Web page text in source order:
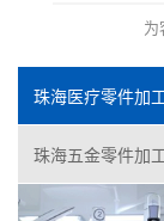
珠海医疗零件加
珠海五金零件加